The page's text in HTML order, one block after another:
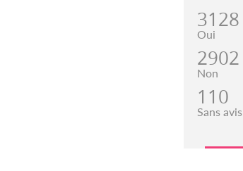
3128
Oui
2902
Non
110
Sans avis